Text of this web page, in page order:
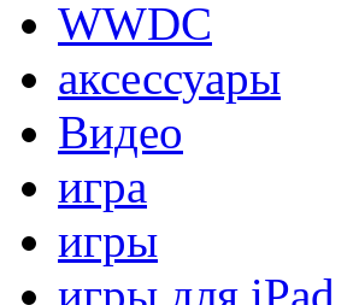
WWDC
аксессуары
Видео
игра
игры
игры для iPad